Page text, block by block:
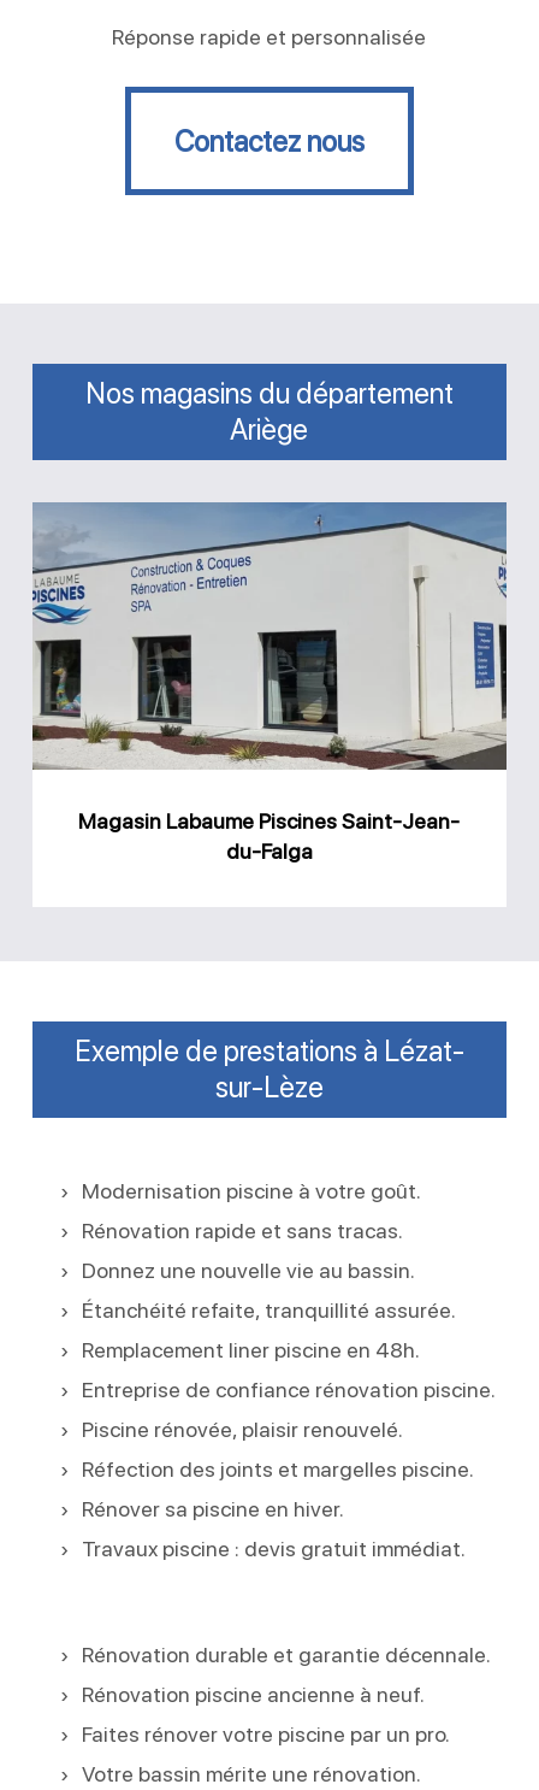
Réponse rapide et personnalisée
Contactez nous
Contactez nous
Nos magasins du département
Ariège
Magasin
Saint-
Jean-
du-
Falga
Magasin Labaume Piscines Saint-Jean-
du-Falga
Exemple de prestations à Lézat-
sur-Lèze
Modernisation piscine à votre goût.
Rénovation rapide et sans tracas.
Donnez une nouvelle vie au bassin.
Étanchéité refaite, tranquillité assurée.
Remplacement liner piscine en 48h.
Entreprise de confiance rénovation piscine.
Piscine rénovée, plaisir renouvelé.
Réfection des joints et margelles piscine.
Rénover sa piscine en hiver.
Travaux piscine : devis gratuit immédiat.
Rénovation durable et garantie décennale.
Rénovation piscine ancienne à neuf.
Faites rénover votre piscine par un pro.
Votre bassin mérite une rénovation.